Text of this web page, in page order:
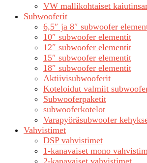
VW mallikohtaiset
Subwooferit
6,5″ ja 8″ subwoofer
10″ subwoofer elementit
12″ subwoofer elementit
15″ subwoofer elementit
18″ subwoofer elementit
Aktiivisubwooferit
Koteloidut valmiit
Subwooferpaketit
subwooferkotelot
Varapyöräsubwoofer
Vahvistimet
DSP vahvistimet
1-kanavaiset mono